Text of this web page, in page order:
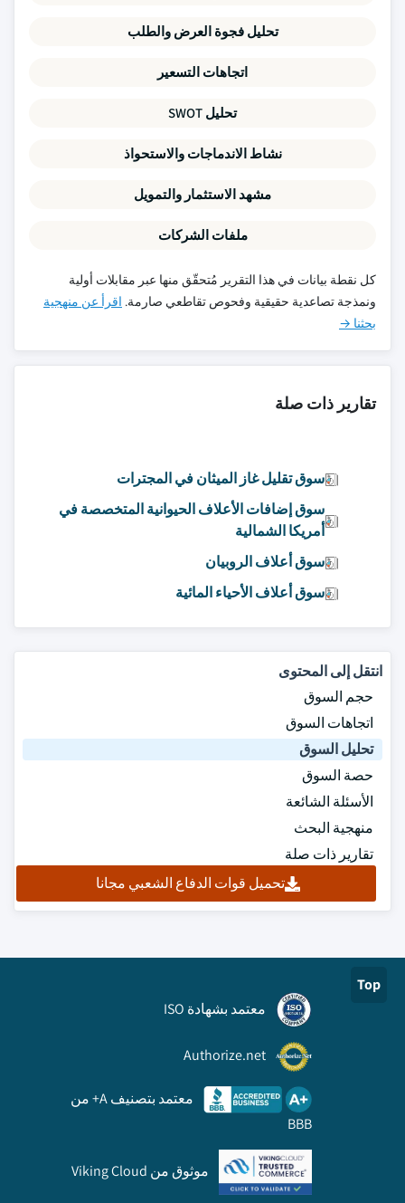
تحليل فجوة العرض والطلب
اتجاهات التسعير
تحليل SWOT
نشاط الاندماجات والاستحواذ
مشهد الاستثمار والتمويل
ملفات الشركات
كل نقطة بيانات في هذا التقرير مُتحقّق منها عبر مقابلات أولية
ونمذجة تصاعدية حقيقية وفحوص تقاطعي صارمة. اقرأ عن منهجية
بحثنا →
تقارير ذات صلة
سوق تقليل غاز الميثان في المجترات
سوق إضافات الأعلاف الحيوانية المتخصصة في
أمريكا الشمالية
سوق أعلاف الروبيان
سوق أعلاف الأحياء المائية
انتقل إلى المحتوى
حجم السوق
اتجاهات السوق
تحليل السوق
حصة السوق
الأسئلة الشائعة
منهجية البحث
تقارير ذات صلة
تحميل قوات الدفاع الشعبي مجانا
Top
معتمد بشهادة ISO
Authorize.net
معتمد بتصنيف A+ من
BBB
موثوق من Viking Cloud